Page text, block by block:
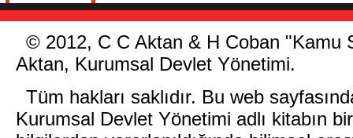
© 2012, C C Aktan & H Coban
Aktan, Kurumsal Devlet Yönetimi.
Tüm hakları saklıdır. Bu web
Kurumsal Devlet Yönetimi adlı kitabın